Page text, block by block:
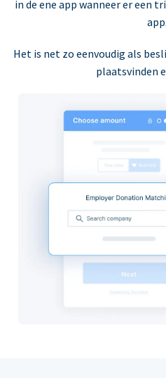
in de ene app wanneer er een
app.
Het is net zo eenvoudig als
plaatsvinden